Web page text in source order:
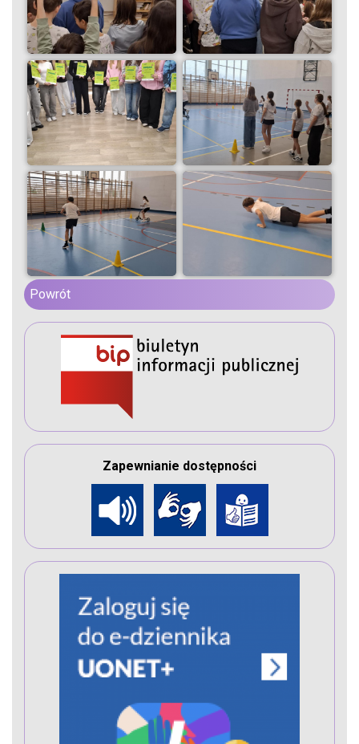
Powrót
Zapewnianie dostępności